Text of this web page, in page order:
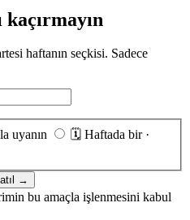
haftanın seçkisi. Sadece
uyanın 🗓 Haftada bir ·
→
bu amaçla işlenmesini kabul